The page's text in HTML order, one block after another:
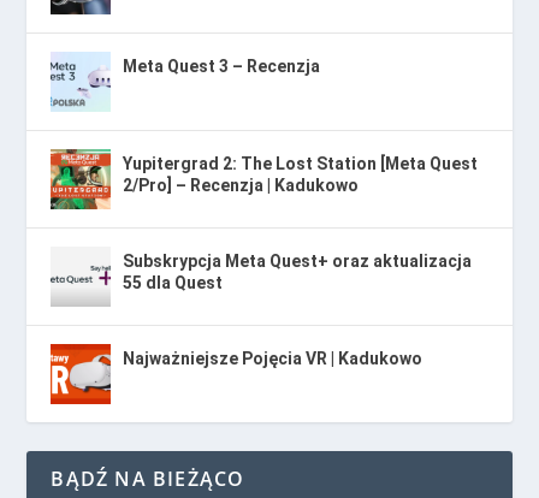
Meta Quest 3 – Recenzja
Yupitergrad 2: The Lost Station [Meta Quest
2/Pro] – Recenzja | Kadukowo
Subskrypcja Meta Quest+ oraz aktualizacja
55 dla Quest
Najważniejsze Pojęcia VR | Kadukowo
BĄDŹ NA BIEŻĄCO